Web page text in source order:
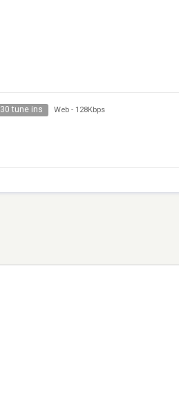
30 tune ins Web - 128Kbps